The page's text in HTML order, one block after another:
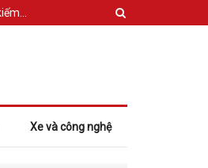
Xe và công nghệ